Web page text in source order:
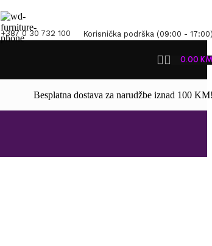
+387 0 30 732 100 Korisnička podrška (09:00 -
0.00
Besplatna dostava za narudžbe iznad 100